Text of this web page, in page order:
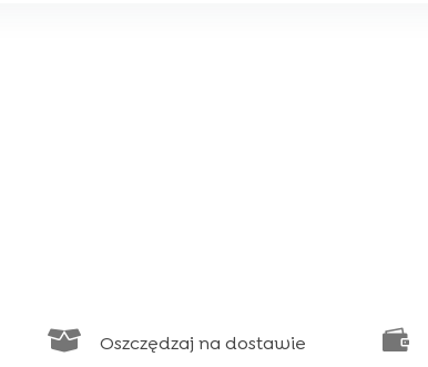
 Oszczędzaj na dostawie 